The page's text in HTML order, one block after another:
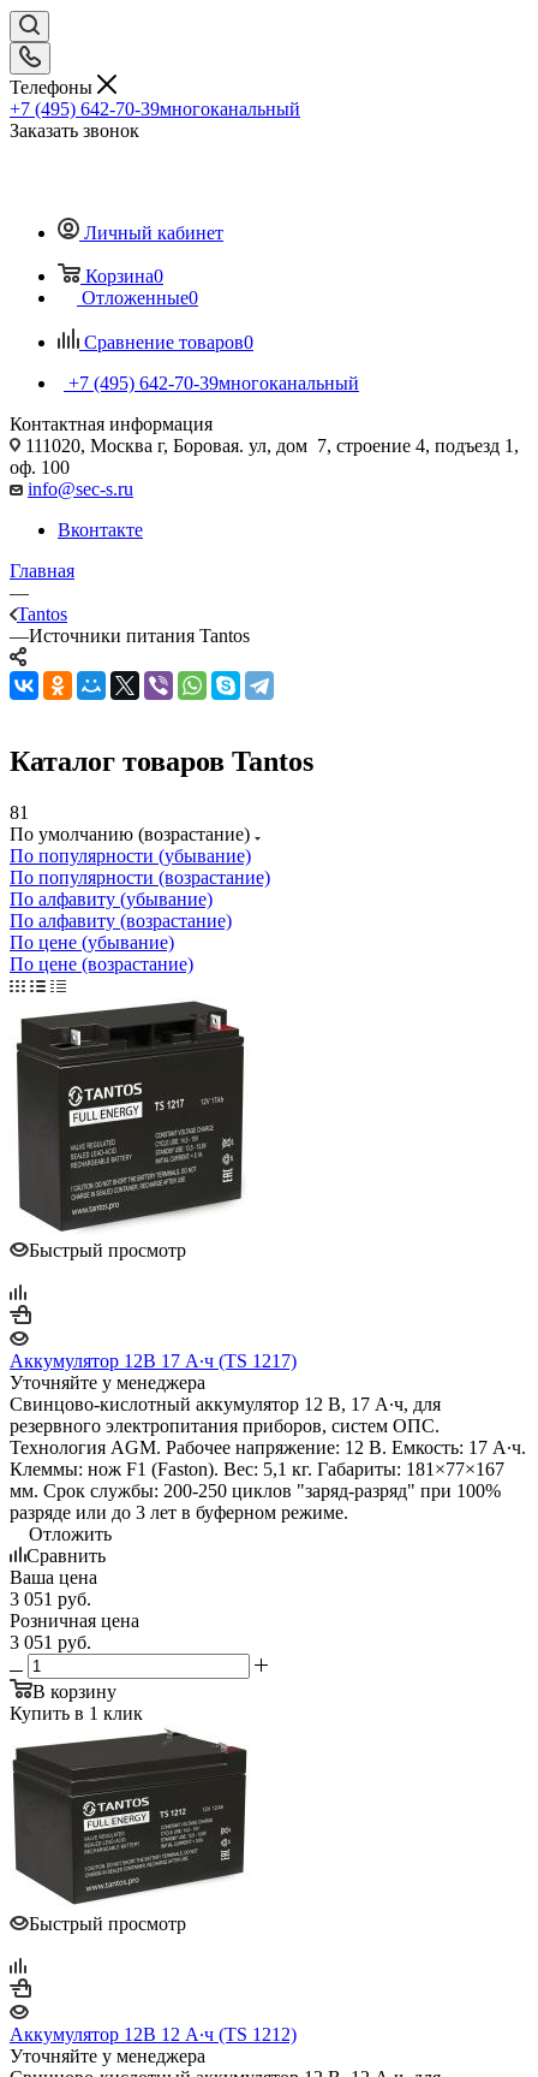
Телефоны
+7 (495) 642-70-39многоканальный
Заказать звонок
Личный кабинет
Корзина0
Отложенные0
Сравнение товаров0
+7 (495) 642-70-39многоканальный
Контактная информация
111020, Москва г, Боровая. ул, дом 7, строение 4, подъезд 1,
оф. 100
info@sec-s.ru
Вконтакте
Главная
—
Tantos
—Источники питания Tantos
Каталог товаров Tantos
81
По умолчанию (возрастание)
По популярности (убывание)
По популярности (возрастание)
По алфавиту (убывание)
По алфавиту (возрастание)
По цене (убывание)
По цене (возрастание)
Быстрый просмотр
Аккумулятор 12В 17 А∙ч (TS 1217)
Уточняйте у менеджера
Свинцово-кислотный аккумулятор 12 В, 17 А∙ч, для
резервного электропитания приборов, систем ОПС.
Технология AGM. Рабочее напряжение: 12 В. Емкость: 17 А∙ч.
Клеммы: нож F1 (Faston). Вес: 5,1 кг. Габариты: 181×77×167
мм. Срок службы: 200-250 циклов "заряд-разряд" при 100%
разряде или до 3 лет в буферном режиме.
Отложить
Сравнить
Ваша цена
3 051 руб.
Розничная цена
3 051 руб.
В корзину
Купить в 1 клик
Быстрый просмотр
Аккумулятор 12В 12 А∙ч (TS 1212)
Уточняйте у менеджера